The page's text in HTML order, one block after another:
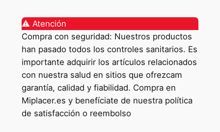
⚠️ Atención
Compra con seguridad: Nuestros productos
han pasado todos los controles sanitarios. Es
importante adquirir los artículos relacionados
con nuestra salud en sitios que ofrezcam
garantía, calidad y fiabilidad. Compra en
Miplacer.es y benefíciate de nuestra política
de satisfacción o reembolso